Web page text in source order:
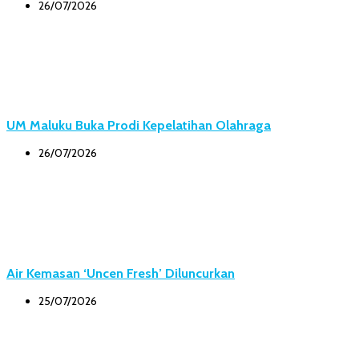
26/07/2026
UM Maluku Buka Prodi Kepelatihan Olahraga
26/07/2026
Air Kemasan ‘Uncen Fresh’ Diluncurkan
25/07/2026